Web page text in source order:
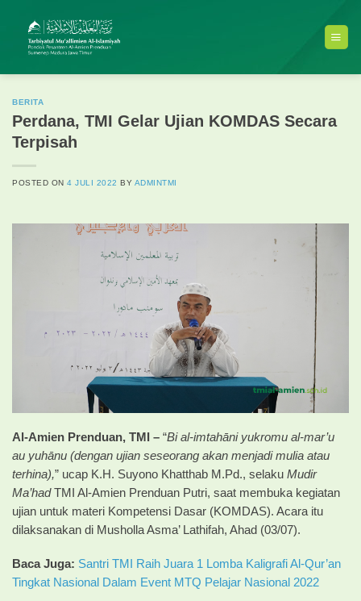
content
BERITA
Perdana, TMI Gelar Ujian KOMDAS Secara
Terpisah
POSTED ON4 JULI 2022 BY ADMINTMI
Al-Amien Prenduan, TMI – “Bi al-imtahāni yukromu al-mar’u
au yuhānu (dengan ujian seseorang akan menjadi mulia atau
terhina),” ucap K.H. Suyono Khatthab M.Pd., selaku Mudir
Ma’hadTMI Al-Amien Prenduan Putri, saat membuka kegiatan
ujian untuk materi Kompetensi Dasar (KOMDAS). Acara itu
dilaksanakan di Musholla Asma’ Lathifah, Ahad (03/07).
Baca Juga: Santri TMI Raih Juara 1 Lomba Kaligrafi Al-Qur’an
Tingkat Nasional Dalam Event MTQ Pelajar Nasional 2022